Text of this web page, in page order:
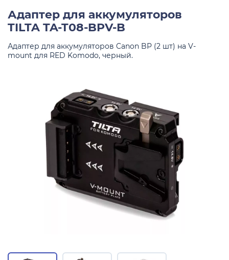
Адаптер для аккумуляторов
TILTA TA-T08-BPV-B
Адаптер для аккумуляторов Canon BP (2 шт) на V-
mount для RED Komodo, черный.